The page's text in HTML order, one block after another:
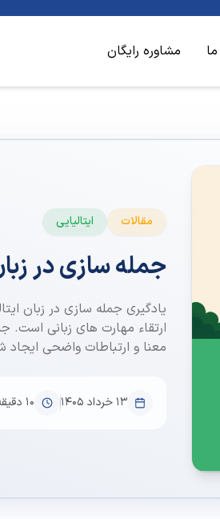
مشاوره رایگان
مقالات ایتالیایی
جمله سازی در
یادگیری جمله سازی در زبان
ارتقاء مهارت های زبانی است.
معنا و ارتباطات واضحی ایجاد
۱۳ خرداد ۱۴۰۵ 10